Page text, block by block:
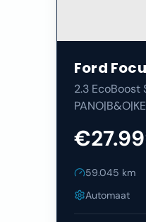
Ford
2.3 EcoBoost
59.045 km
Automaat